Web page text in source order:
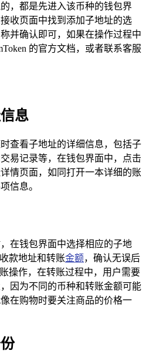
，都是先进入该币种的钱包界
收页面中找到添加子地址的选
并确认即可，如果在操作过程中
的官方文档，或者联系客服
息
查看子地址的详细信息，包括子
易记录等，在钱包界面中，点击
情页面，如同打开一本详细的账
信息。
在钱包界面中选择相应的子地
款地址和转账金额，确认无误后
操作，在转账过程中，用户需要
因为不同的币种和转账金额可能
在购物时要关注商品的价格一